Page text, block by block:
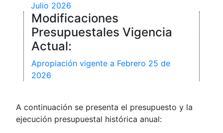
Julio 2026
Modificaciones
Presupuestales Vigencia
Actual:
Apropiación vigente a Febrero 25 de
2026
A continuación se presenta el presupuesto y la
ejecución presupuestal histórica anual: